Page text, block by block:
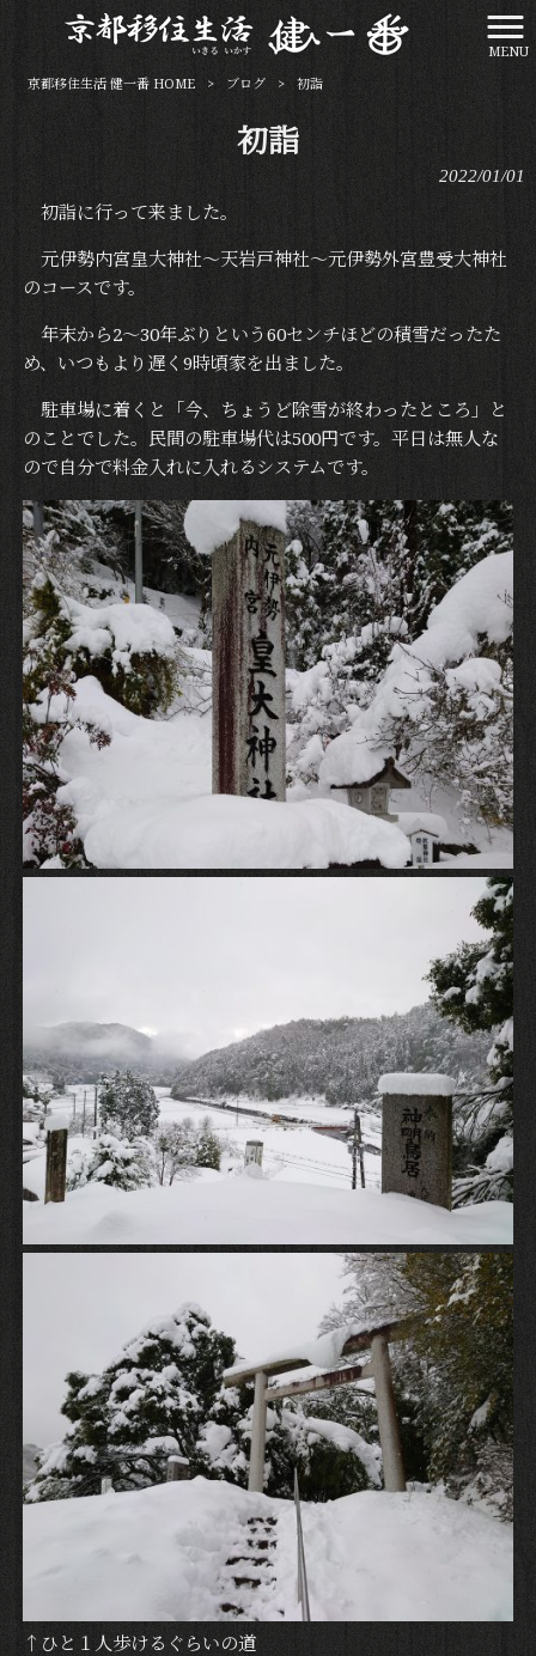
MENU
京都移住生活 健一番 HOME > ブログ > 初詣
初詣
2022/01/01
初詣に行って来ました。
元伊勢内宮皇大神社～天岩戸神社～元伊勢外宮豊受大神社
のコースです。
年末から2～30年ぶりという60センチほどの積雪だったた
め、いつもより遅く9時頃家を出ました。
駐車場に着くと「今、ちょうど除雪が終わったところ」と
のことでした。民間の駐車場代は500円です。平日は無人な
ので自分で料金入れに入れるシステムです。
↑ひと１人歩けるぐらいの道